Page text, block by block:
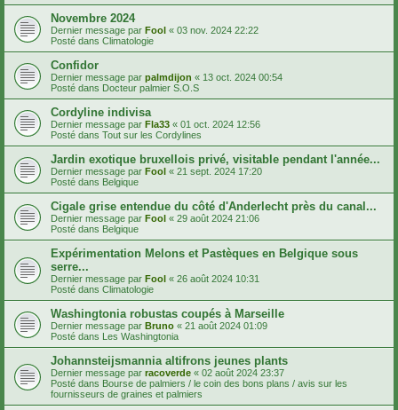
Novembre 2024
Dernier message par Fool « 03 nov. 2024 22:22
Posté dans Climatologie
Confidor
Dernier message par palmdijon « 13 oct. 2024 00:54
Posté dans Docteur palmier S.O.S
Cordyline indivisa
Dernier message par Fla33 « 01 oct. 2024 12:56
Posté dans Tout sur les Cordylines
Jardin exotique bruxellois privé, visitable pendant l'année...
Dernier message par Fool « 21 sept. 2024 17:20
Posté dans Belgique
Cigale grise entendue du côté d'Anderlecht près du canal...
Dernier message par Fool « 29 août 2024 21:06
Posté dans Belgique
Expérimentation Melons et Pastèques en Belgique sous
serre...
Dernier message par Fool « 26 août 2024 10:31
Posté dans Climatologie
Washingtonia robustas coupés à Marseille
Dernier message par Bruno « 21 août 2024 01:09
Posté dans Les Washingtonia
Johannsteijsmannia altifrons jeunes plants
Dernier message par racoverde « 02 août 2024 23:37
Posté dans Bourse de palmiers / le coin des bons plans / avis sur les
fournisseurs de graines et palmiers